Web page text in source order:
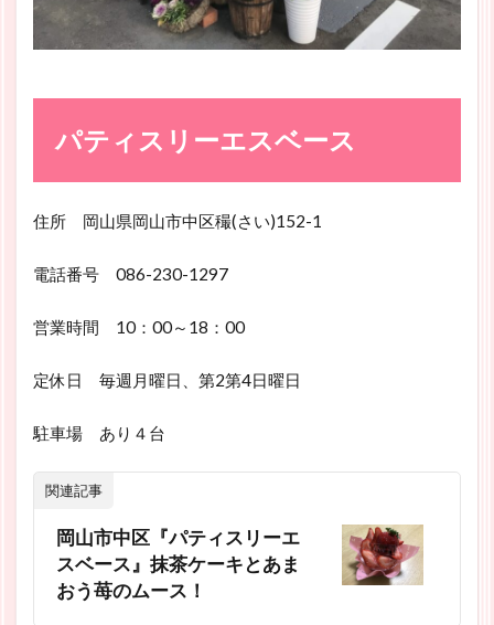
パティスリーエスベース
住所 岡山県岡山市中区穝(さい)152-1
電話番号 086-230-1297
営業時間 10：00～18：00
定休日 毎週月曜日、第2第4日曜日
駐車場 あり４台
関連記事
岡山市中区『パティスリーエ
スベース』抹茶ケーキとあま
おう苺のムース！